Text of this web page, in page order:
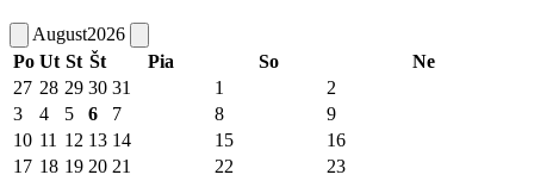
August2026
Po Ut St Št Pia So
Ne
27 28 29 30 31 1
2
3
4 5 6 7 8
9
10 11 12 13 14 15
16
17 18 19 20 21 22 23